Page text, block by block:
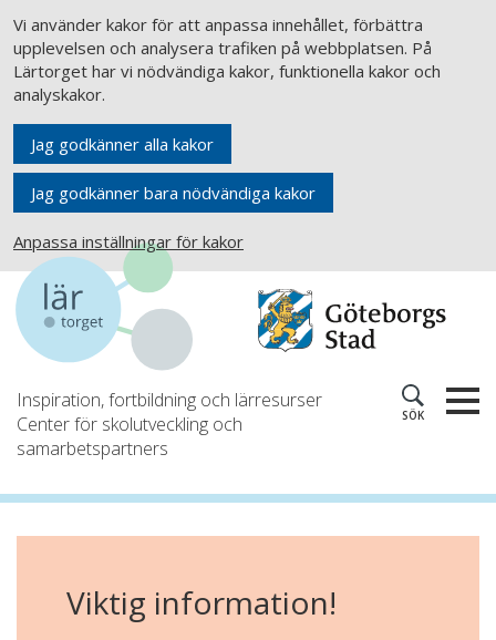
Vi använder kakor för att anpassa innehållet, förbättra
upplevelsen och analysera trafiken på webbplatsen. På
Lärtorget har vi nödvändiga kakor, funktionella kakor och
analyskakor.
Jag godkänner alla kakor
Jag godkänner bara nödvändiga kakor
Anpassa inställningar för kakor
Inspiration, fortbildning och lärresurser
Center för skolutveckling och
samarbetspartners
SÖK
Viktig information!